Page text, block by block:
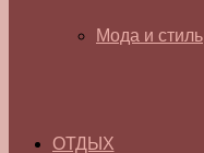
Мода и стиль
ОТДЫХ